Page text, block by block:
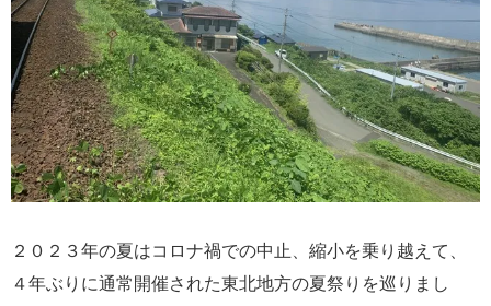
２０２３年の夏はコロナ禍での中止、縮小を乗り越えて、
４年ぶりに通常開催された東北地方の夏祭りを巡りまし